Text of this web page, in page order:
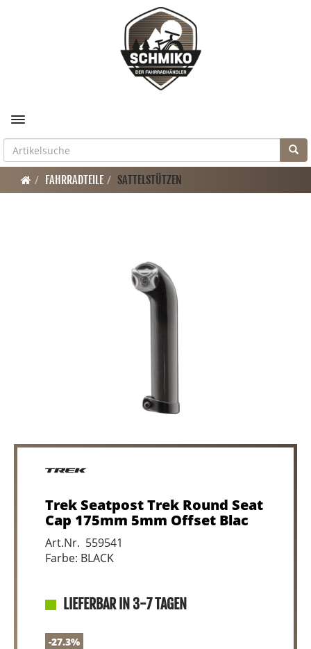
Toggle navigation
FAHRRADTEILE SATTELSTÜTZEN
Trek Seatpost Trek Round Seat
Cap 175mm 5mm Offset Blac
Art.Nr. 559541
Farbe: BLACK
LIEFERBAR IN 3-7 TAGEN
-27.3%